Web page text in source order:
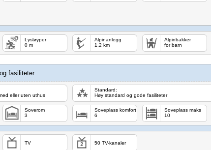
Lysløyper
0 m
Alpinanlegg
1,2 km
Alpinbakker
for barn
fasiliteter
eller uten uthus
Standard:
Høy standard og gode fasiliteter
Soverom
3
Soveplass komfort
6
Soveplass maks
10
TV 50 TV-kanaler